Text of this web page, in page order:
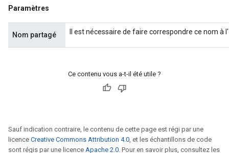
Paramètres
Nom partagé Il est nécessaire de faire correspondre ce nom
Ce contenu vous a-t-il été utile ?
Sauf indication contraire, le contenu de cette page est régi par une
licence Creative Commons Attribution 4.0, et les échantillons de code
sont régis par une licence Apache 2.0. Pour en savoir plus, consultez les